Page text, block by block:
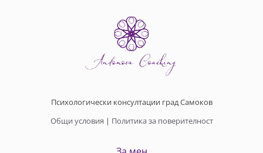
Психологически консултации град Самоков
Общи условия | Политика за поверителност